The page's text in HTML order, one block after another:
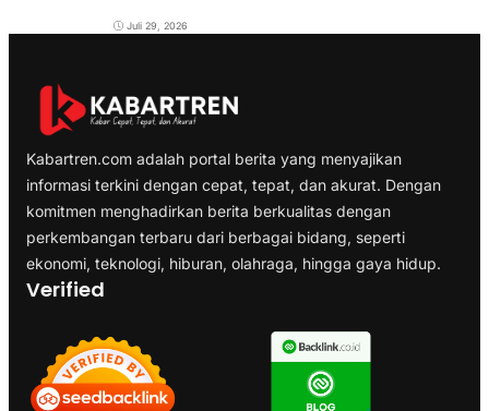
Juli 29, 2026
Kabartren.com adalah portal berita yang menyajikan
informasi terkini dengan cepat, tepat, dan akurat. Dengan
komitmen menghadirkan berita berkualitas dengan
perkembangan terbaru dari berbagai bidang, seperti
ekonomi, teknologi, hiburan, olahraga, hingga gaya hidup.
Verified